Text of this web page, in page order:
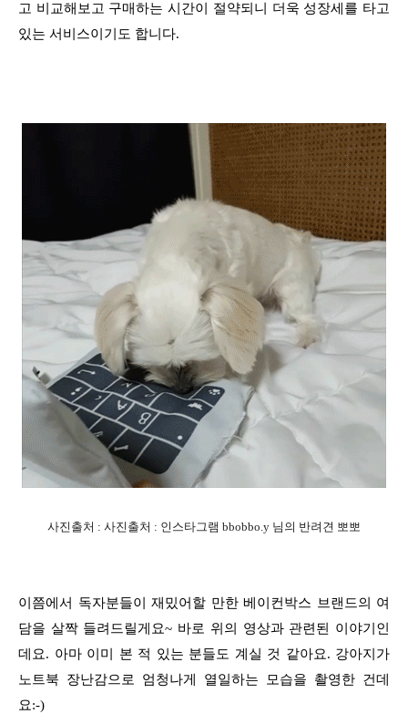
고 비교해보고 구매하는 시간이 절약되니 더욱 성장세를 타고
있는 서비스이기도 합니다.
사진출처 : 사진출처 : 인스타그램 bbobbo.y 님의 반려견 뽀뽀
이쯤에서 독자분들이 재밌어할 만한 베이컨박스 브랜드의 여
담을 살짝 들려드릴게요~ 바로 위의 영상과 관련된 이야기인
데요. 아마 이미 본 적 있는 분들도 계실 것 같아요. 강아지가
노트북 장난감으로 엄청나게 열일하는 모습을 촬영한 건데
요:-)